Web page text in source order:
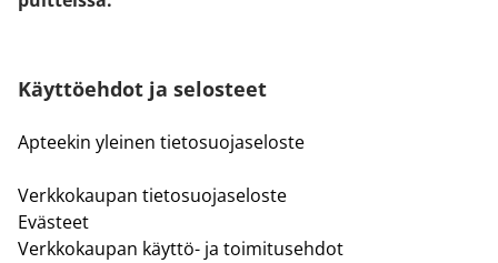
Käyttöehdot ja selosteet
Apteekin yleinen tietosuojaseloste
Verkkokaupan tietosuojaseloste
Evästeet
Verkkokaupan käyttö- ja toimitusehdot